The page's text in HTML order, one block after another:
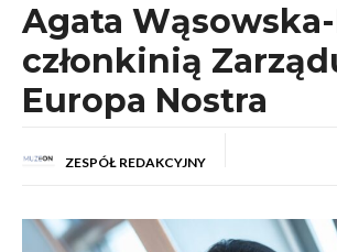
Agata
członkinią
Europa Nostra
ZESPÓŁ REDAKCYJNY